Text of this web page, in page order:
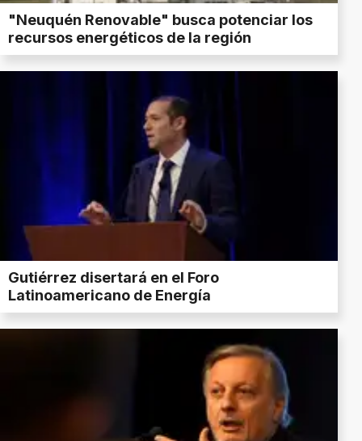
"Neuquén Renovable" busca potenciar los
recursos energéticos de la región
Gutiérrez disertará en el Foro
Latinoamericano de Energía